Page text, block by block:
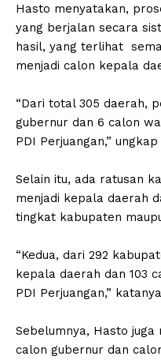
Hasto menyatakan,
yang berjalan secara
hasil, yang terlihat
menjadi calon kepala
“Dari total 305 daerah,
gubernur dan 6 calon
PDI Perjuangan,”
Selain itu, ada ratusan
menjadi kepala daerah
tingkat kabupaten
“Kedua, dari 292
kepala daerah dan 103
PDI Perjuangan,”
Sebelumnya, Hasto juga
calon gubernur dan